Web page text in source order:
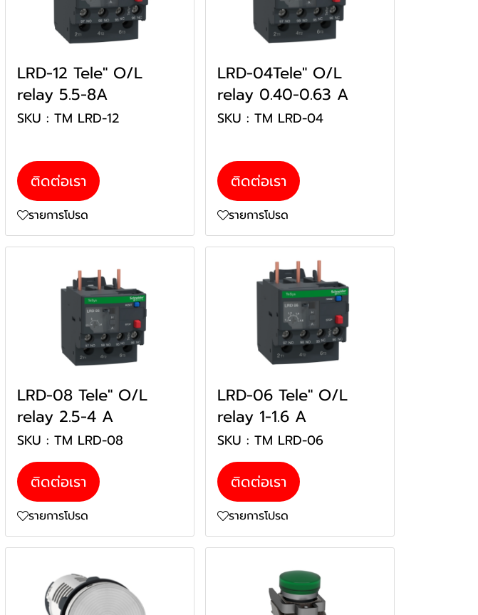
LRD-12 Tele" O/L
relay 5.5-8A
SKU : TM LRD-12
ติดต่อเรา
รายการโปรด
LRD-04Tele" O/L
relay 0.40-0.63 A
SKU : TM LRD-04
ติดต่อเรา
รายการโปรด
LRD-08 Tele" O/L
relay 2.5-4 A
SKU : TM LRD-08
ติดต่อเรา
รายการโปรด
LRD-06 Tele" O/L
relay 1-1.6 A
SKU : TM LRD-06
ติดต่อเรา
รายการโปรด